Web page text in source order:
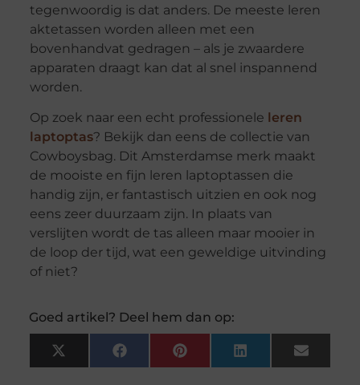
tegenwoordig is dat anders. De meeste leren
aktetassen worden alleen met een
bovenhandvat gedragen – als je zwaardere
apparaten draagt kan dat al snel inspannend
worden.
Op zoek naar een echt professionele leren
laptoptas? Bekijk dan eens de collectie van
Cowboysbag. Dit Amsterdamse merk maakt
de mooiste en fijn leren laptoptassen die
handig zijn, er fantastisch uitzien en ook nog
eens zeer duurzaam zijn. In plaats van
verslijten wordt de tas alleen maar mooier in
de loop der tijd, wat een geweldige uitvinding
of niet?
Goed artikel? Deel hem dan op:
X
(Twitter)
FacebookPinterestLinkedInEmail